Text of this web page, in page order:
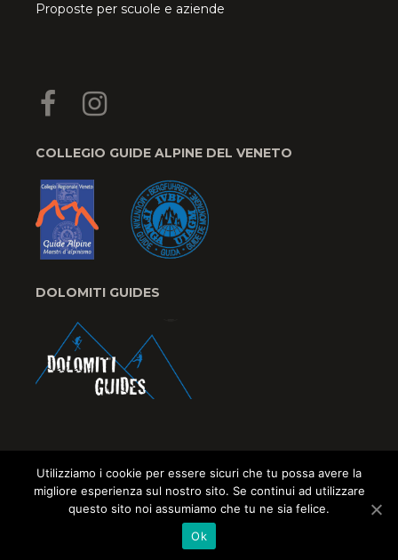
Proposte per scuole e aziende
COLLEGIO GUIDE ALPINE DEL VENETO
DOLOMITI GUIDES
Evaristo Rizzotto
Utilizziamo i cookie per essere sicuri che tu possa avere la
migliore esperienza sul nostro sito. Se continui ad utilizzare
questo sito noi assumiamo che tu ne sia felice.
Ok